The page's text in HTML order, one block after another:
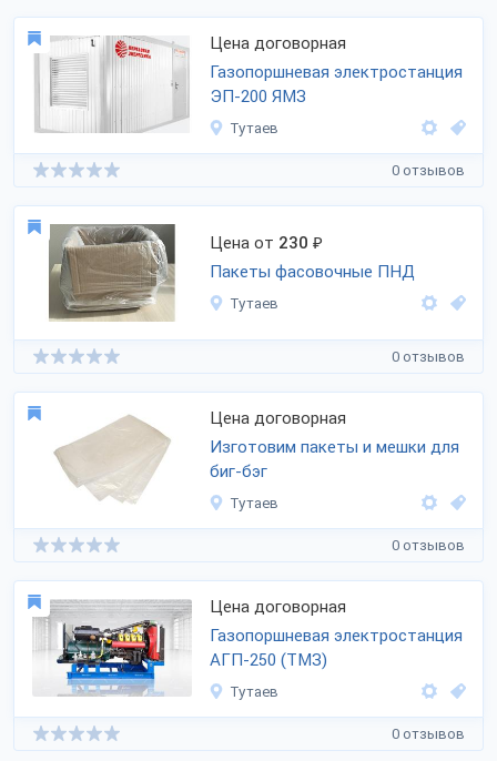
Цена договорная
Газопоршневая электростанция
ЭП-200 ЯМЗ
Тутаев
0 отзывов
Цена от 230 ₽
Пакеты фасовочные ПНД
Тутаев
0 отзывов
Цена договорная
Изготовим пакеты и мешки для
биг-бэг
Тутаев
0 отзывов
Цена договорная
Газопоршневая электростанция
АГП-250 (ТМЗ)
Тутаев
0 отзывов